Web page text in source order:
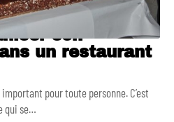
son
un restaurant
pour toute personne. C’est
qui se…